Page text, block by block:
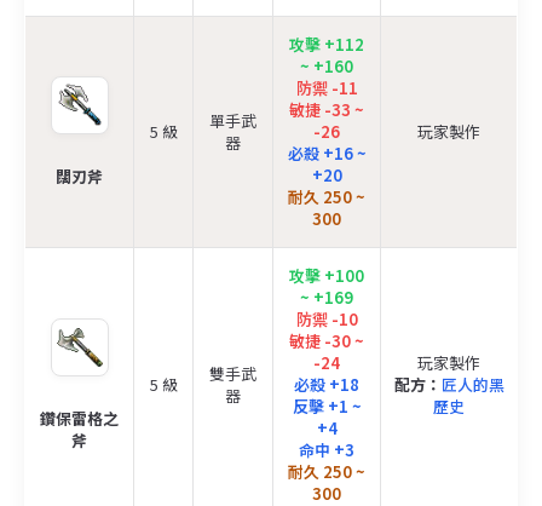
闊刃斧
5 級
單手武
器
攻擊 +112
~ +160
防禦 -11
敏捷 -33 ~
-26
必殺 +16 ~
+20
耐久 250 ~
300
玩家製作
鑽保雷格之
斧
5 級
雙手武
器
攻擊 +100
~ +169
防禦 -10
敏捷 -30 ~
-24
必殺 +18
反擊 +1 ~
+4
命中 +3
耐久 250 ~
300
玩家製作
配方： 匠人的黑
歷史